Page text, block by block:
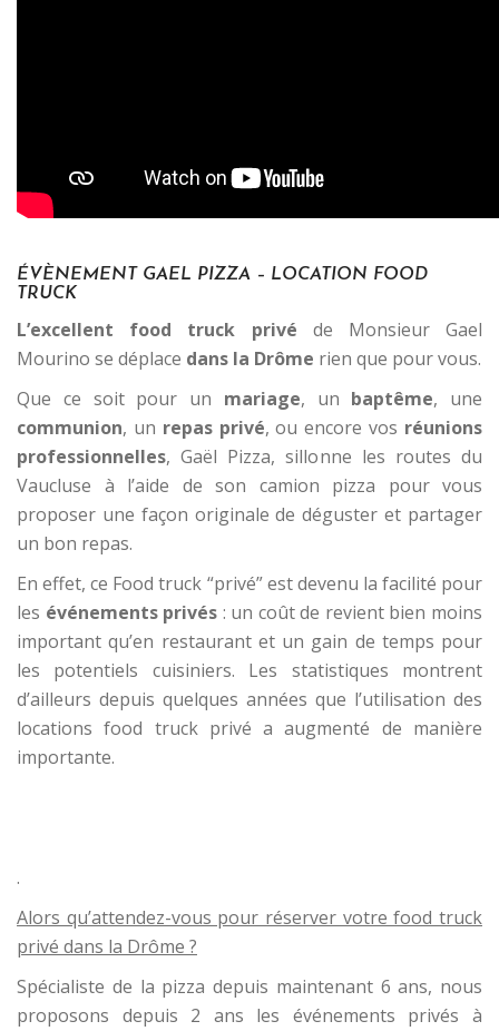
ÉVÈNEMENT GAEL PIZZA – LOCATION FOOD
TRUCK
L’excellent food truck privé de Monsieur Gael
Mourino se déplace dans la Drôme rien que pour vous.
Que ce soit pour un mariage, un baptême, une
communion, un repas privé, ou encore vos réunions
professionnelles, Gaël Pizza, sillonne les routes du
Vaucluse à l’aide de son camion pizza pour vous
proposer une façon originale de déguster et partager
un bon repas.
En effet, ce Food truck “privé” est devenu la facilité pour
les événements privés : un coût de revient bien moins
important qu’en restaurant et un gain de temps pour
les potentiels cuisiniers. Les statistiques montrent
d’ailleurs depuis quelques années que l’utilisation des
locations food truck privé a augmenté de manière
importante.
.
Alors qu’attendez-vous pour réserver votre food truck
privé dans la Drôme ?
Spécialiste de la pizza depuis maintenant 6 ans, nous
proposons depuis 2 ans les événements privés à